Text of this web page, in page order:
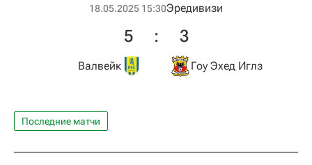
18.05.2025 15:30Эредивизи
Валвейк
5 : 3
Гоу Эхед Иглз
Последние матчи